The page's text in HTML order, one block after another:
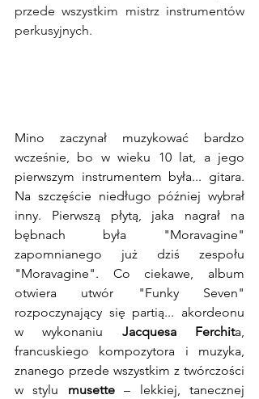
przede wszystkim mistrz instrumentów
perkusyjnych.
Mino zaczynał muzykować bardzo
wcześnie, bo w wieku 10 lat, a jego
pierwszym instrumentem była... gitara.
Na szczęście niedługo później wybrał
inny. Pierwszą płytą, jaka nagrał na
bębnach była "Moravagine"
zapomnianego już dziś zespołu
"Moravagine". Co ciekawe, album
otwiera utwór "Funky Seven"
rozpoczynający się partią... akordeonu
w wykonaniu Jacquesa Ferchita,
francuskiego kompozytora i muzyka,
znanego przede wszystkim z twórczości
w stylu musette – lekkiej, tanecznej